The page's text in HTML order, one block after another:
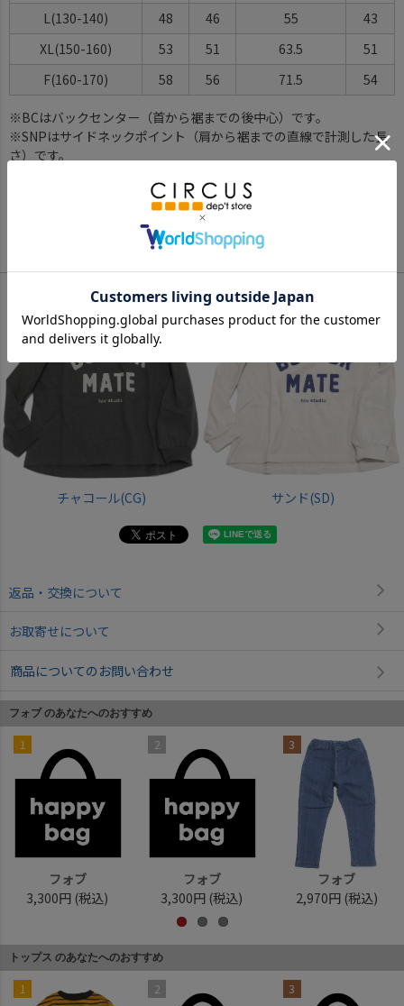
L(130-140) 48 46 55
43
XL(150-160)
53 51 63.5
51
F(160-170)
58 56 71.5 54
※BCはバックセンター（首から裾までの後中心）です。
※SNPはサイドネックポイント（肩から裾までの直線で計測した長
さ）です。
チャコール(CG) サンド(SD)
返品・交換について
お取寄せについて
商品についてのお問い合わせ
フォブ のあなたへのおすすめ
1
フォブ
3,300円 (税込)
2
フォブ
3,300円 (税込)
3
フォブ
2,970円 (税込)
トップス のあなたへのおすすめ
1 2 3